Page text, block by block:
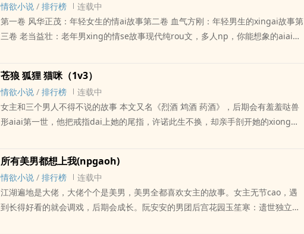
情欲小说 / 排行榜
连载中
第一卷 风华正茂：年轻女生的情ai故事第二卷 血气方刚：年轻男生的xingai故事第
三卷 老当益壮：老年男xing的情se故事现代纯rou文，多人np，你能想象的aiai方
苍狼 狐狸 猫咪（1v3）
情欲小说 / 排行榜
连载中
女主和三个男人不得不说的故事 本文又名《烈酒 鸩酒 药酒》，后期会有羞羞哒兽
形aiai第一世，他把戒指dai上她的尾指，许诺此生不换，却亲手剖开她的xiong
甘堕落，嗜血好杀；她不再懦弱，他本xing难移，纠缠多世的情感，是否终能修成
正果女主是海王，字面意思，就是大海之王那zhongri更，节假ri二更，欢迎收藏评
论留珠～已完结纯rou，戳隔壁《唐朝贵夫人》～
所有美男都想上我(npgaoh)
情欲小说 / 排行榜
连载中
江湖遍地是大佬，大佬个个是美男，美男全都喜欢女主的故事。女主无节cao，遇
到长得好看的就会调戏，后期会成长。阮安安的男团后宫花园玉笙寒：遗世独立高